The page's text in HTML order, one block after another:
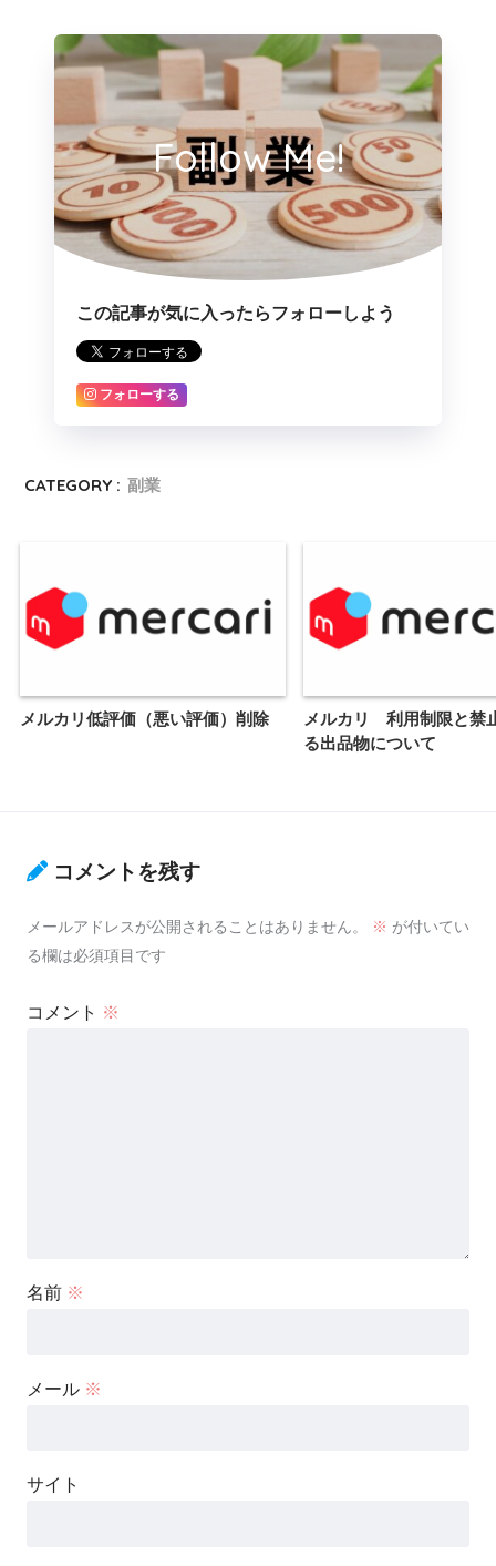
Follow Me!
この記事が気に入ったらフォローしよう
フォローする
CATEGORY : 副業
メルカリ低評価（悪い評価）削除
メルカリ 利用制限と禁
る出品物について
コメントを残す
メールアドレスが公開されることはありません。 ※ が付いてい
る欄は必須項目です
コメント ※
名前 ※
メール ※
サイト